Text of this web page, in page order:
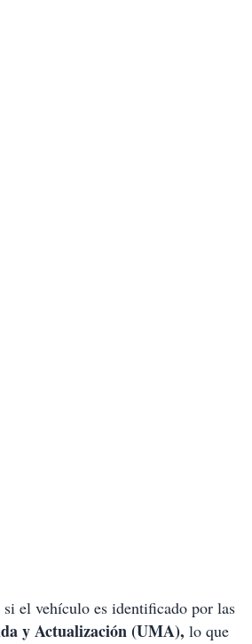
el vehículo es identificado por las
y Actualización (UMA), lo que